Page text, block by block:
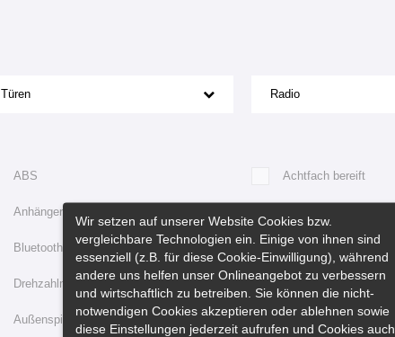
Türen Radio
ABS Achtfach bereift
Anhängerkupplung
Bluetooth Bordcomputer
Drehzahlmesser Durchladesystem
Außenspiegel elektr. anklappbar Elektr. Fensterheber
Wir setzen auf unserer Website Cookies bzw.
vergleichbare Technologien ein. Einige von ihnen sind
essenziell (z.B. für diese Cookie-Einwilligung), während
andere uns helfen unser Onlineangebot zu verbessern
und wirtschaftlich zu betreiben. Sie können die nicht-
notwendigen Cookies akzeptieren oder ablehnen sowie
diese Einstellungen jederzeit aufrufen und Cookies auch